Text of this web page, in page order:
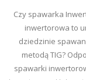
Czy spawarka
inwertorowa to
dziedzinie
metodą TIG?
spawarki